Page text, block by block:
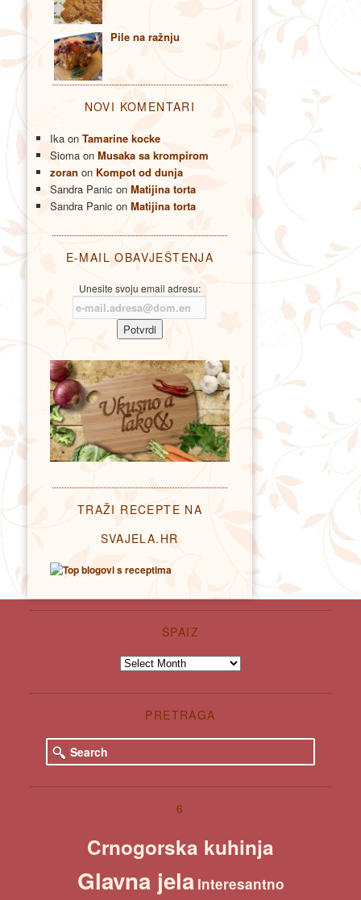
Pile na ražnju
NOVI KOMENTARI
Ikaon Tamarine kocke
Siomaon Musaka sa krompirom
zoran on Kompot od dunja
Sandra Panic on Matijina torta
Sandra Panic on Matijina torta
E-MAIL OBAVJEŠTENJA
Unesite svoju email adresu:
TRAŽI RECEPTE NA
SVAJELA.HR
ŠPAIZ
Špaiz
PRETRAGA
e
r
6
Crnogorska kuhinja
Glavna jela Interesantno